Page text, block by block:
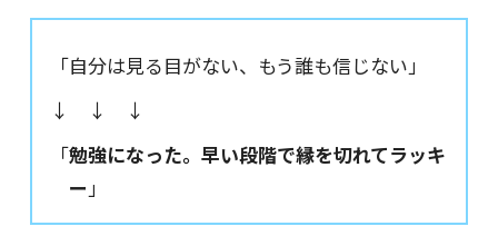
「自分は見る目がない、もう誰も信じない」
↓ ↓ ↓
「勉強になった。早い段階で縁を切れてラッキ
ー 」